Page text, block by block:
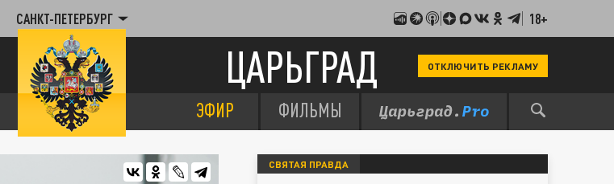
САНКТ-ПЕТЕРБУРГ 18+
ЦАРЬГРАД ОТКЛЮЧИТЬ РЕКЛАМУ
ЭФИР ФИЛЬМЫ
СВЯТАЯ ПРАВДА